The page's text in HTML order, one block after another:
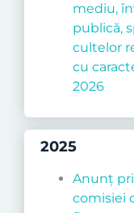
mediu,
publică,
cultelor
cu
2026
2025
Anunț
comisiei